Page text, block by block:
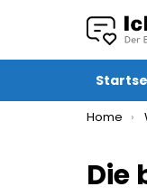
You are
Home
Die